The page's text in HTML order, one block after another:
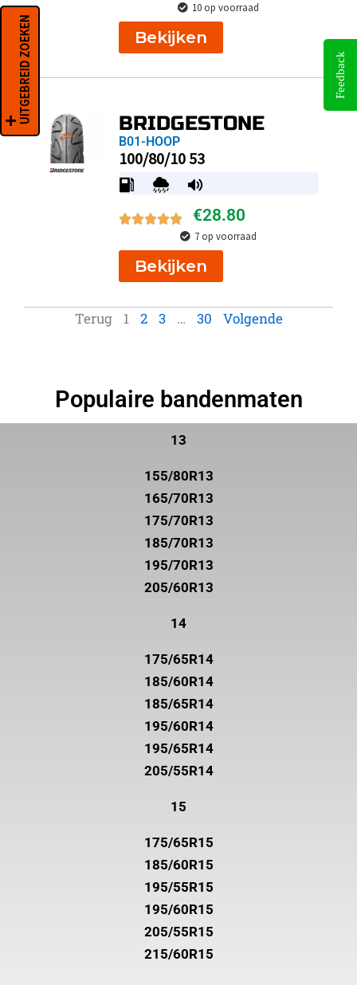
10 op voorraad
Bekijken
BRIDGESTONE
B01-HOOP
100/80/10 53
€28.80
7 op voorraad
Bekijken
Terug 1 2 3 … 30 Volgende
Populaire bandenmaten
13
155/80R13
165/70R13
175/70R13
185/70R13
195/70R13
205/60R13
14
175/65R14
185/60R14
185/65R14
195/60R14
195/65R14
205/55R14
15
175/65R15
185/60R15
195/55R15
195/60R15
205/55R15
215/60R15
UITGEBREID ZOEKEN Feedback